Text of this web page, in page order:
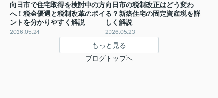
向日市で住宅取得を検討中の方
へ！税金優遇と税制改革のポイ
ントを分かりやすく解説
2026.05.24
向日市の税制改正はどう変わ
る？新築住宅の固定資産税を詳
しく解説
2026.05.23
もっと見る
ブログトップへ